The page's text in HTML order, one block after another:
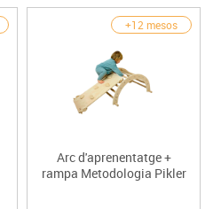
+12 mesos
Arc d'aprenentatge +
rampa Metodologia Pikler